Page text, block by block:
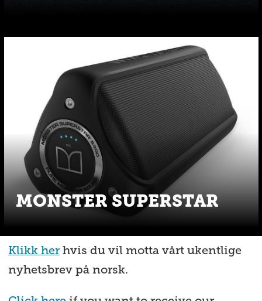
MONSTER SUPERSTAR
Klikk herhvis du vil motta vårt ukentlige
nyhetsbrev på norsk.